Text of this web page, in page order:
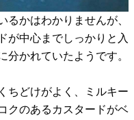
るかはわかりませんが、
が中心までしっかりと入
分かれていたようです。
ちどけがよく、ミルキー
クのあるカスタードがベ